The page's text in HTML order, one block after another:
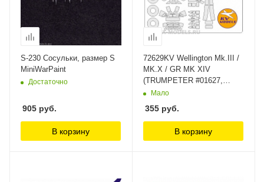
S-230 Сосульки, размер S
MiniWarPaint
Достаточно
905 руб.
В корзину
72629KV Wellington Mk.III /
MK.X / GR MK XIV
(TRUMPETER #01627,
#01628, #01633) + маски на
Мало
355 руб.
В корзину